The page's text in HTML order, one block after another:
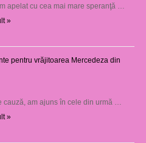
apelat cu cea mai mare speranţă …
»
pentru vrăjitoarea Mercedeza din
cauză, am ajuns în cele din urmă …
»